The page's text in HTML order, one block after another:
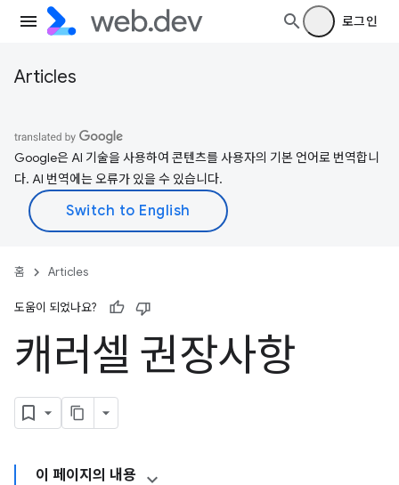
로그인
Articles
Google은 AI 기술을 사용하여 콘텐츠를 사용자의 기본 언어로 번역합니
다. AI 번역에는 오류가 있을 수 있습니다.
홈 Articles
도움이 되었나요?
캐러셀 권장사항
이 페이지의 내용